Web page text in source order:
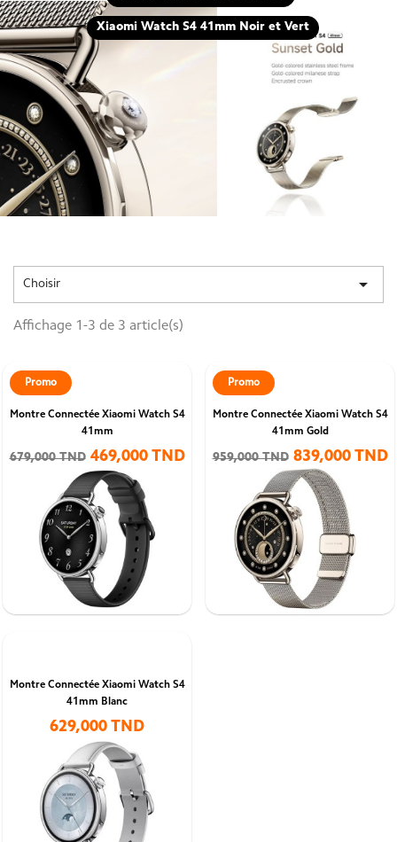
Xiaomi Watch S4 41mm Noir et Vert
Choisir 
Affichage 1-3 de 3 article(s)
Montre Connectée Xiaomi Watch S4
41mm
679,000 TND 469,000 TND
Promo
Montre Connectée Xiaomi Watch S4
41mm Gold
959,000 TND 839,000 TND
Promo
Montre Connectée Xiaomi Watch S4
41mm Blanc
629,000 TND